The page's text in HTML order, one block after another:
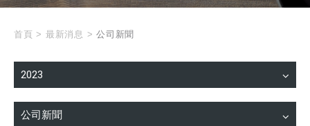
首頁 > 最新消息 > 公司新聞
2023
公司新聞